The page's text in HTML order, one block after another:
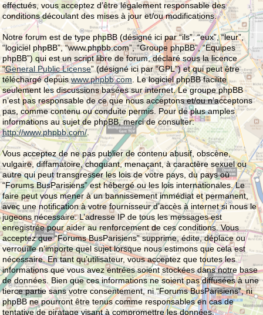
effectués, vous acceptez d’être légalement responsable des
conditions découlant des mises à jour et/ou modifications.
Notre forum est de type phpBB (désigné ici par “ils”, “eux”, “leur”,
“logiciel phpBB”, “www.phpbb.com”, “Groupe phpBB”, “Equipes
phpBB”) qui est un script libre de forum, déclaré sous la licence
“General Public License” (désigné ici par “GPL”) et qui peut être
téléchargé depuiswww.phpbb.com . Le logiciel phpBB facilite
seulement les discussions basées sur internet. Le groupe phpBB
n’est pas responsable de ce que nous acceptons et/ou n’acceptons
pas, comme contenu ou conduite permis. Pour de plus amples
informations au sujet de phpBB, merci de consulter:
http://www.phpbb.com/.
Vous acceptez de ne pas publier de contenu abusif, obscène,
vulgaire, diffamatoire, choquant, menaçant, à caractère sexuel ou
autre qui peut transgresser les lois de votre pays, du pays où
“Forums BusParisiens” est hébergé ou les lois internationales. Le
faire peut vous mener à un bannissement immédiat et permanent,
avec une notification à votre fournisseur d’accès à internet si nous le
jugeons nécessaire. L’adresse IP de tous les messages est
enregistrée pour aider au renforcement de ces conditions. Vous
acceptez que “Forums BusParisiens” supprime, édite, déplace ou
verrouille n’importe quel sujet lorsque nous estimons que cela est
nécessaire. En tant qu’utilisateur, vous acceptez que toutes les
informations que vous avez entrées soient stockées dans notre base
de données. Bien que ces informations ne soient pas diffusées à une
tierce partie sans votre consentement, ni “Forums BusParisiens”, ni
phpBB ne pourront être tenus comme responsables en cas de
tentative de piratage visant à compromettre les données.